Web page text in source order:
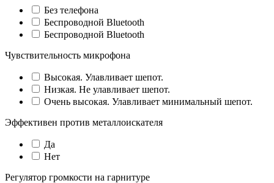
Без телефона
Беспроводной Bluetooth
Беспроводной Bluetooth
Чувствительность микрофона
Высокая. Улавливает шепот.
Низкая. Не улавливает шепот.
Очень высокая. Улавливает минимальный шепот.
Эффективен против металлоискателя
Да
Нет
Регулятор громкости на гарнитуре